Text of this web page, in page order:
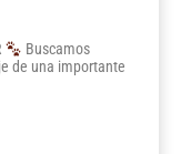
Buscamos
de una importante